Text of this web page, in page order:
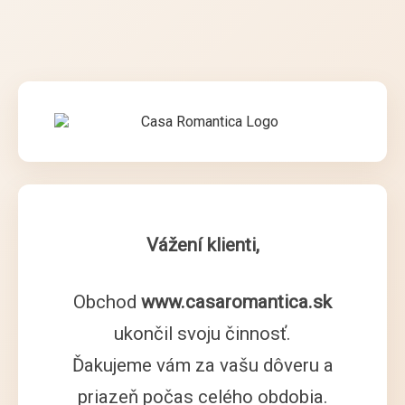
Vážení klienti,
Obchod www.casaromantica.sk
ukončil svoju činnosť.
Ďakujeme vám za vašu dôveru a
priazeň počas celého obdobia.